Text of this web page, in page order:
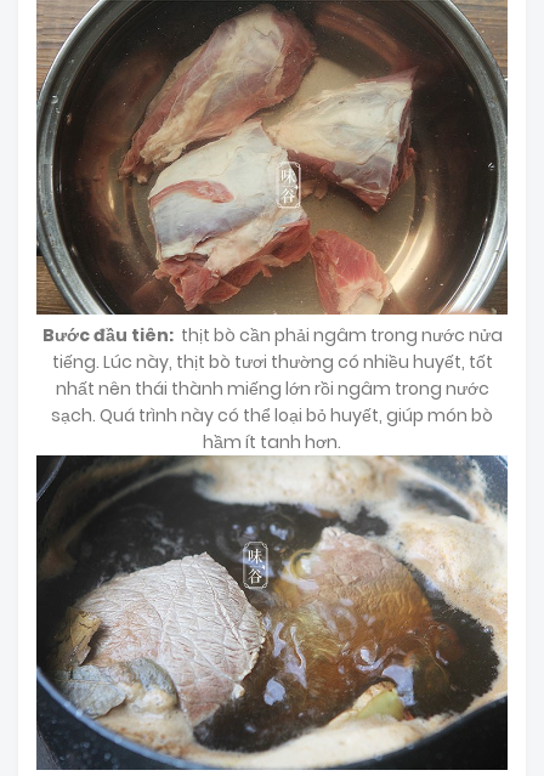
Bước đầu tiên: thịt bò cần phải ngâm trong nước nửa
tiếng. Lúc này, thịt bò tươi thường có nhiều huyết, tốt
nhất nên thái thành miếng lớn rồi ngâm trong nước
sạch. Quá trình này có thể loại bỏ huyết, giúp món bò
hầm ít tanh hơn.